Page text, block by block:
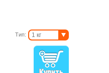
Тип:
1 кг
5 кг